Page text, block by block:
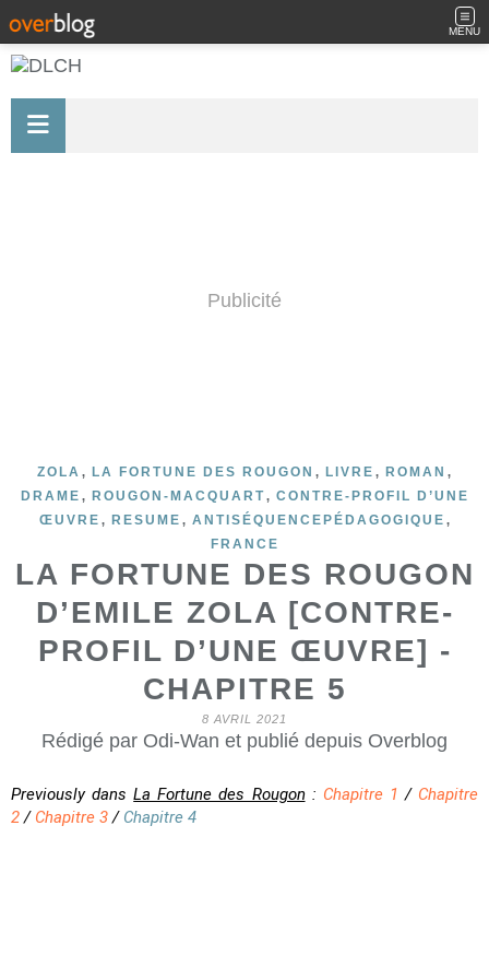
MENU
Publicité
ZOLA , LA FORTUNE DES ROUGON , LIVRE , ROMAN ,
DRAME , ROUGON-MACQUART, CONTRE-PROFIL D’UNE
ŒUVRE , RESUME , ANTISÉQUENCEPÉDAGOGIQUE ,
FRANCE
LA FORTUNE DES ROUGON
D’EMILE ZOLA [CONTRE-
PROFIL D’UNE ŒUVRE] -
CHAPITRE 5
8 AVRIL 2021
Rédigé par Odi-Wan et publié depuis Overblog
Previously dans La Fortune des Rougon : Chapitre 1 / Chapitre
2/ Chapitre 3/ Chapitre 4